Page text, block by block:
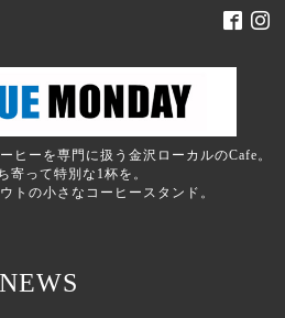
ヒーを専門に扱う金沢ローカルのCafe。
寄って特別な1杯を。
トの小さなコーヒースタンド。
NEWS